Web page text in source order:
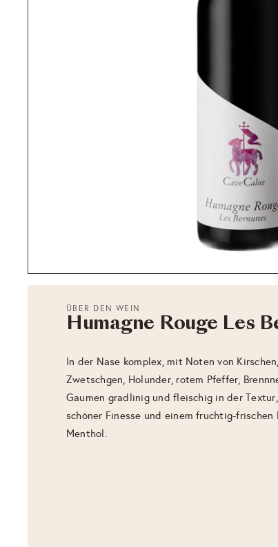
ÜBER DEN WEIN
Humagne Rouge Les
In der Nase komplex, mit Noten von
Zwetschgen, Holunder, rotem Pfeffer,
Gaumen gradlinig und fleischig in der
schöner Finesse und einem fruchtig-
Menthol.